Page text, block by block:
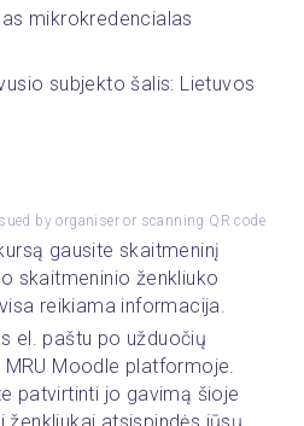
mikrokredencialas
subjekto šalis: Lietuvos
by organiser or scanning QR code
gausite skaitmeninį
skaitmeninio ženkliuko
reikiama informacija.
el. paštu po užduočių
Moodle platformoje.
patvirtinti jo gavimą šioje